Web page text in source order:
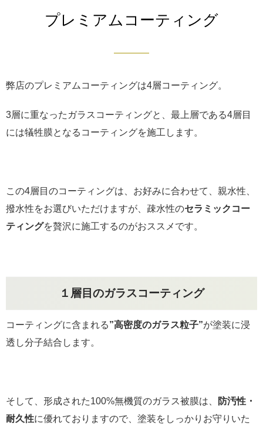
プレミアムコーティング
弊店のプレミアムコーティングは4層コーティング。
3層に重なったガラスコーティングと、最上層である4層目
には犠牲膜となるコーティングを施工します。
この4層目のコーティングは、お好みに合わせて、親水性、
撥水性をお選びいただけますが、疎水性のセラミックコー
ティングを贅沢に施工するのがおススメです。
１層目のガラスコーティング
コーティングに含まれる”高密度のガラス粒子”が塗装に浸
透し分子結合します。
そして、形成された100%無機質のガラス被膜は、
防汚性・
耐久性に優れておりますので、塗装をしっかりお守りいた